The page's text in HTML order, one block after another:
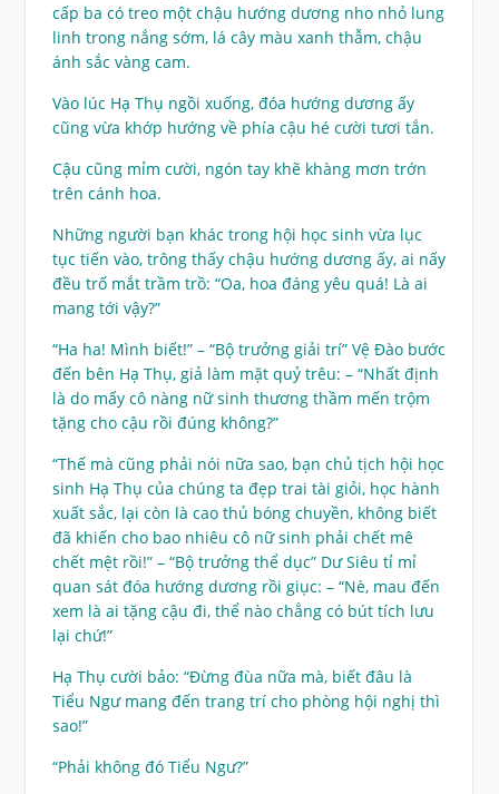
cấp ba có treo một chậu hướng dương nho nhỏ lung
linh trong nắng sớm, lá cây màu xanh thẫm, chậu
ánh sắc vàng cam.
Vào lúc Hạ Thụ ngồi xuống, đóa hướng dương ấy
cũng vừa khớp hướng về phía cậu hé cười tươi tắn.
Cậu cũng mỉm cười, ngón tay khẽ khàng mơn trớn
trên cánh hoa.
Những người bạn khác trong hội học sinh vừa lục
tục tiến vào, trông thấy chậu hướng dương ấy, ai nấy
đều trố mắt trầm trồ: “Oa, hoa đáng yêu quá! Là ai
mang tới vậy?”
“Ha ha! Mình biết!” – “Bộ trưởng giải trí” Vệ Đào bước
đến bên Hạ Thụ, giả làm mặt quỷ trêu: – “Nhất định
là do mấy cô nàng nữ sinh thương thầm mến trộm
tặng cho cậu rồi đúng không?”
“Thế mà cũng phải nói nữa sao, bạn chủ tịch hội học
sinh Hạ Thụ của chúng ta đẹp trai tài giỏi, học hành
xuất sắc, lại còn là cao thủ bóng chuyền, không biết
đã khiến cho bao nhiêu cô nữ sinh phải chết mê
chết mệt rồi!” – “Bộ trưởng thể dục” Dư Siêu tỉ mỉ
quan sát đóa hướng dương rồi giục: – “Nè, mau đến
xem là ai tặng cậu đi, thể nào chẳng có bút tích lưu
lại chứ!”
Hạ Thụ cười bảo: “Đừng đùa nữa mà, biết đâu là
Tiểu Ngư mang đến trang trí cho phòng hội nghị thì
sao!”
“Phải không đó Tiểu Ngư?”